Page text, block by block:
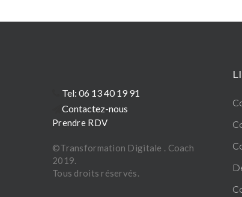
Tel: 06 13 40 19 91
Contactez-nous
Prendre RDV
©Transformation Digitale . Coach
2019.
Tous droits réservés.